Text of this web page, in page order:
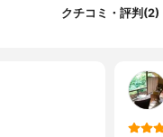
オフタイマークチコミ・評判(2)